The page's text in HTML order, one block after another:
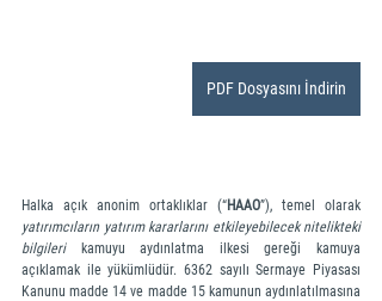
PDF Dosyasını İndirin
Halka açık anonim ortaklıklar (“HAAO
yatırımcıların yatırım kararlarını etkileyebilecek nitelikteki
bilgileri kamuyu aydınlatma ilkesi gereği kamuya
açıklamak ile yükümlüdür. 6362 sayılı Sermaye Piyasası
Kanunu madde 14 ve madde 15 kamunun aydınlatılmasına